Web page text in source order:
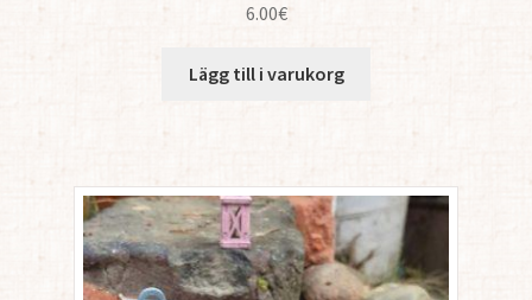
6.00€
Lägg till i varukorg